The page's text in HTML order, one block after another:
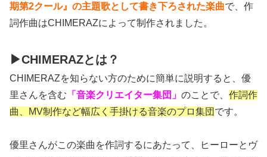
期第2クール』の主題歌として書き下ろされた楽曲で、作
詞作曲はCHIMERAZによって制作されました。
▶CHIMERAZとは？
CHIMERAZを知らない方のために簡単に説明すると、優
里さんを含む 「音楽クリエイター集団」 のことで、 作詞作
曲、MV制作など幅広く手掛ける音楽のプロ集団 です。
優里さんがこの楽曲を作詞するにあたって、ヒーローとヴ